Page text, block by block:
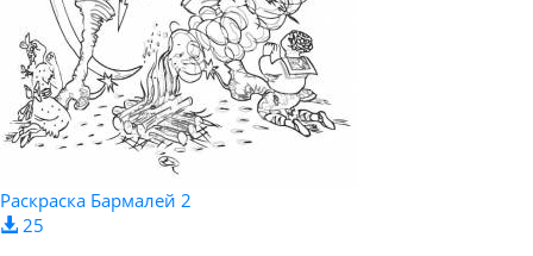
Раскраска Бармалей 2
25